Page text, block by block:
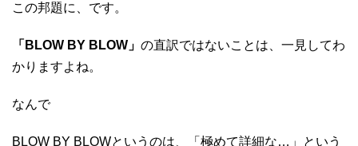
この邦題に、です。
「BLOW BY BLOW」 の直訳ではないことは、一見してわ
かりますよね。
なんで
BLOW BY BLOWというのは、「極めて詳細な…」という